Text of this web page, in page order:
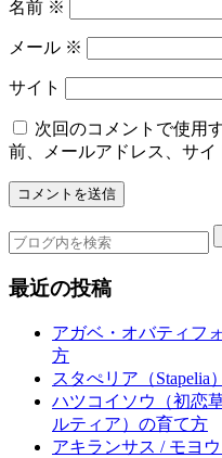
名前 ※
メール ※
サイト
次回のコメントで使用
前、メールアドレス、サイ
最近の投稿
アガベ・オバティフ
方
スタぺリア（Stapelia
ハツコイソウ（初恋
ルティア）の育て方
アキランサス / モヨ